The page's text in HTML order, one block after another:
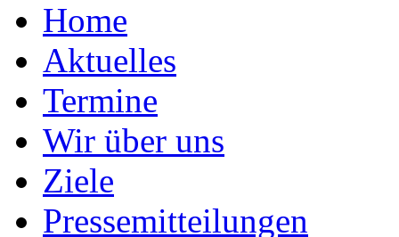
Home
Aktuelles
Termine
Wir über uns
Ziele
Pressemitteilungen